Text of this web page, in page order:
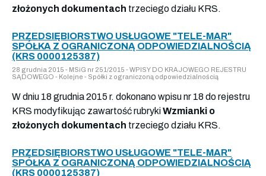
złożonych dokumentach trzeciego działu KRS.
PRZEDSIĘBIORSTWO USŁUGOWE "TELE-MAR"
SPÓŁKA Z OGRANICZONĄ ODPOWIEDZIALNOŚCIĄ
(KRS 0000125387)
28 grudnia 2015 - MSiG nr 251/2015 - WPISY DO KRAJOWEGO REJESTRU
SĄDOWEGO - Kolejne - Spółki z ograniczoną odpowiedzialnością
W dniu 18 grudnia 2015 r. dokonano wpisu nr 18 do rejestru
KRS modyfikując zawartość rubrykiWzmianki o
złożonych dokumentach trzeciego działu KRS.
PRZEDSIĘBIORSTWO USŁUGOWE "TELE-MAR"
SPÓŁKA Z OGRANICZONĄ ODPOWIEDZIALNOŚCIĄ
(KRS 0000125387)